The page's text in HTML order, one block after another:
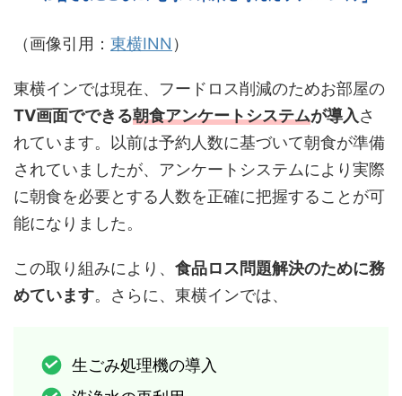
（画像引用： 東横INN ）
東横インでは現在、フードロス削減のためお部屋の
TV画面でできる朝食アンケートシステムが導入さ
れています。以前は予約人数に基づいて朝食が準備
されていましたが、アンケートシステムにより実際
に朝食を必要とする人数を正確に把握することが可
能になりました。
この取り組みにより、 食品ロス問題解決のために務
めています。さらに、東横インでは、
生ごみ処理機の導入